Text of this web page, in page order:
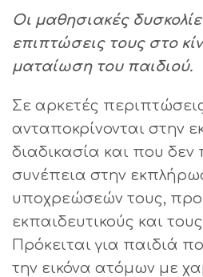
Οι μαθησιακές
επιπτώσεις τους στο
ματαίωση του παιδιού.
Σε αρκετές
ανταποκρίνονται στην
διαδικασία και που
συνέπεια στην
υποχρεώσεών τους,
εκπαιδευτικούς και
Πρόκειται για παιδιά
την εικόνα ατόμων με